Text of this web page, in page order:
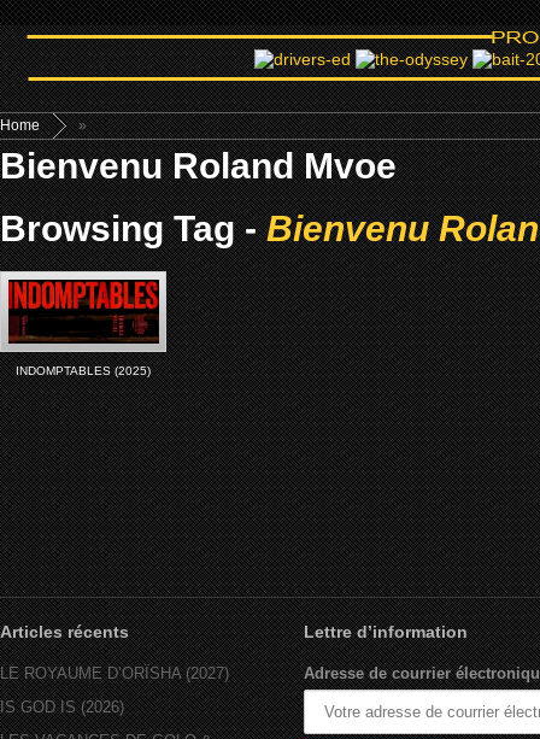
Home »
Bienvenu Roland Mvoe
Browsing Tag -Bienvenu
INDOMPTABLES (2025)
Articles récents
LE ROYAUME D’ORÏSHA (2027)
IS GOD IS (2026)
Lettre d’information
Adresse de courrier